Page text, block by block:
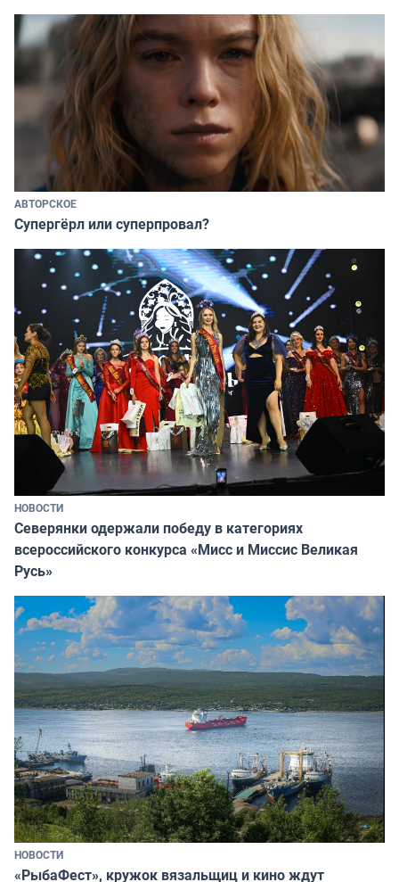
АВТОРСКОЕ
Супергёрл или суперпровал?
НОВОСТИ
Северянки одержали победу в категориях
всероссийского конкурса «Мисс и Миссис Великая
Русь»
НОВОСТИ
«РыбаФест», кружок вязальщиц и кино ждут